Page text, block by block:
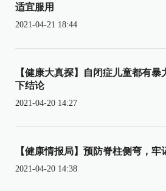
适宜服用
2021-04-21 18:44
【健康大真探】自闭症儿童都有
下结论
2021-04-20 14:27
【健康情报局】预防脊柱侧弯，牢
2021-04-20 14:38